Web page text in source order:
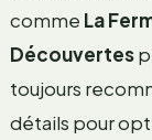
comme La
Découvertes
toujours
détails pour